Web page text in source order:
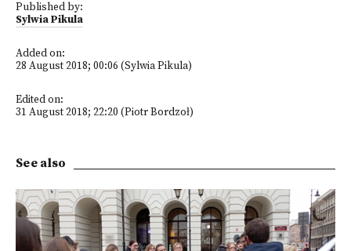
Published by:
Sylwia Pikula
Added on:
28 August 2018; 00:06 (Sylwia Pikula)
Edited on:
31 August 2018; 22:20 (Piotr Bordzoł)
See also